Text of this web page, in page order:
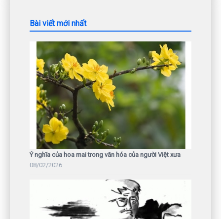
Bài viết mới nhất
Ý nghĩa của hoa mai trong văn hóa của người Việt xưa
08/02/2026